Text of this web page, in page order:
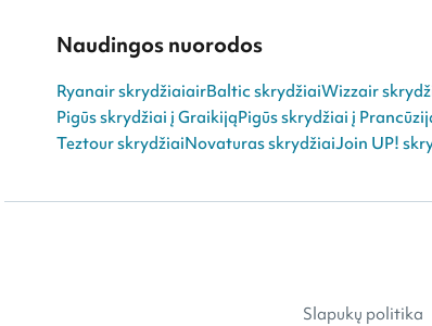
Naudingos nuorodos
Ryanair skrydžiaiairBaltic skrydžiaiWizzair
Pigūs skrydžiai į GraikijąPigūs skrydžiai į
Teztour skrydžiaiNovaturas skrydžiaiJoin UP!
Slapukų politika